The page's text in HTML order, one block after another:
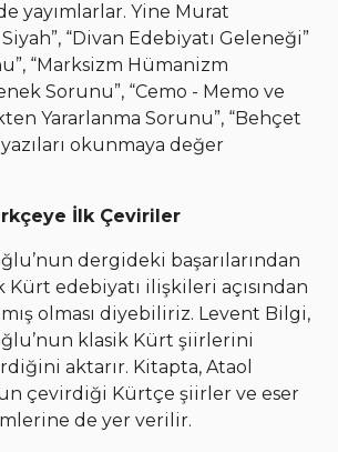
yayımlarlar. Yine Murat
“Divan Edebiyatı Geleneği”
“Marksizm Hümanizm
Sorunu”, “Cemo - Memo ve
Yararlanma Sorunu”, “Behçet
okunmaya değer
İlk Çeviriler
dergideki başarılarından
edebiyatı ilişkileri açısından
olması diyebiliriz. Levent Bilgi,
klasik Kürt şiirlerini
aktarır. Kitapta, Ataol
çevirdiği Kürtçe şiirler ve eser
de yer verilir.